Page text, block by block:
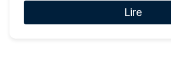
Lire